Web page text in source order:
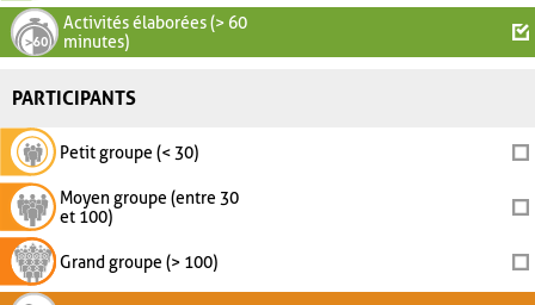
Activités élaborées (> 60
minutes)
PARTICIPANTS
Petit groupe (< 30)
Moyen groupe (entre 30
et 100)
Grand groupe (> 100)